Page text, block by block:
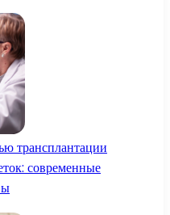
трансплантации
современные